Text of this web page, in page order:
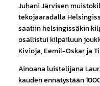
Juhani Järvisen
tekojaaradalla
saatiin helsingissäkin
osallistui kilpailuun
Kivioja, Eemil-Oskar ja
Ainoana luistelijana
kauden ennätystään